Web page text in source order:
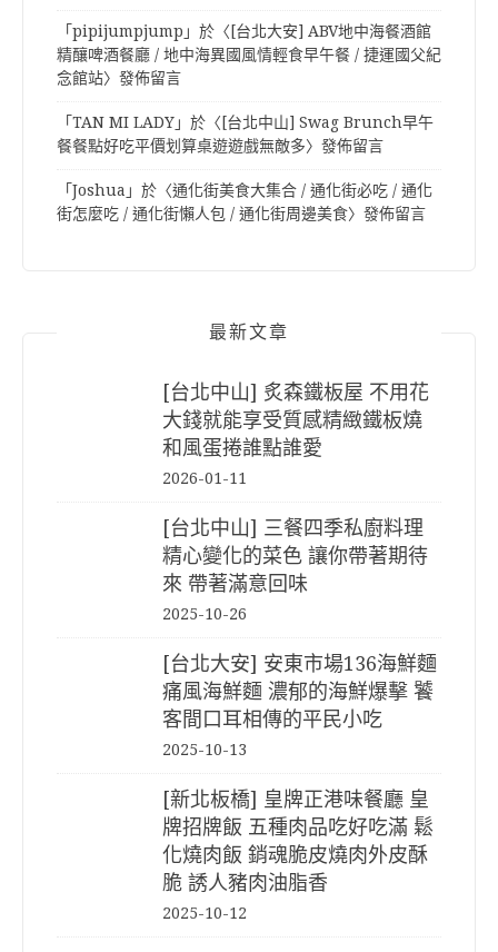
「pipijumpjump 」於〈 [台北大安] ABV地中海餐酒館
精釀啤酒餐廳 / 地中海異國風情輕食早午餐 / 捷運國父紀
念館站〉發佈留言
「TAN MI LADY」於〈 [台北中山] Swag Brunch早午
餐餐點好吃平價划算桌遊遊戲無敵多〉發佈留言
「Joshua 」於〈通化街美食大集合 / 通化街必吃 / 通化
街怎麼吃 / 通化街懶人包 / 通化街周邊美食〉發佈留言
最新文章
[台北中山] 炙森鐵板屋 不用花
大錢就能享受質感精緻鐵板燒
和風蛋捲誰點誰愛
2026-01-11
[台北中山] 三餐四季私廚料理
精心變化的菜色 讓你帶著期待
來 帶著滿意回味
2025-10-26
[台北大安] 安東市場136海鮮麵
痛風海鮮麵 濃郁的海鮮爆擊 饕
客間口耳相傳的平民小吃
2025-10-13
[新北板橋] 皇牌正港味餐廳 皇
牌招牌飯 五種肉品吃好吃滿 鬆
化燒肉飯 銷魂脆皮燒肉外皮酥
脆 誘人豬肉油脂香
2025-10-12